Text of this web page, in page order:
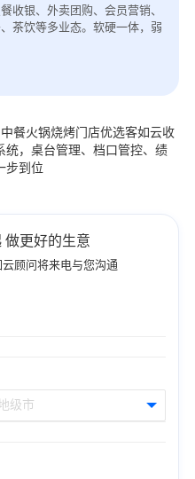
收银、外卖团购、会员营销、
茶饮等多业态。软硬一体，弱
餐火锅烧烤门店优选客如云收
统，桌台管理、档口管控、绩
步到位
更好的生意
顾问将来电与您沟通